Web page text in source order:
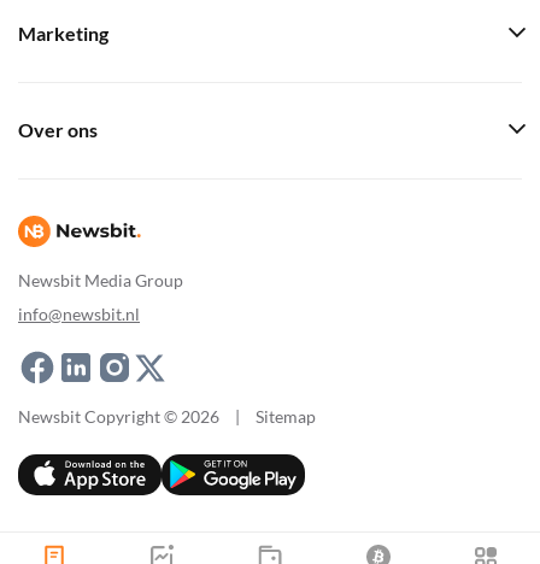
Newsbit Media Group
info@newsbit.nl
Marketing
Over ons
Newsbit Copyright © 2026 | Sitemap